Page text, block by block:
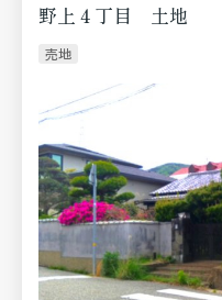
野上４丁目 土地
売地